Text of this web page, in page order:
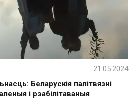
Беларускія палітвязні
і рэабілітаваныя
21.05.2024